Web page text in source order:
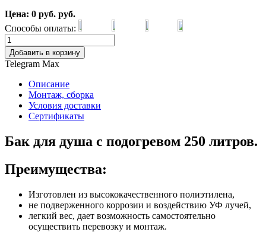
Цена: 0 руб. руб.
Способы оплаты:
Добавить в корзину
Telegram Max
Описание
Монтаж, сборка
Условия доставки
Сертификаты
Бак для душа с подогревом 250 литров.
Преимущества:
Изготовлен из высококачественного полиэтилена,
не подверженного коррозии и воздействию УФ лучей,
легкий вес, дает возможность самостоятельно
осуществить перевозку и монтаж.